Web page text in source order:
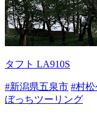
タフト LA910S
#新潟県五泉市 #村松
ぼっちツーリング